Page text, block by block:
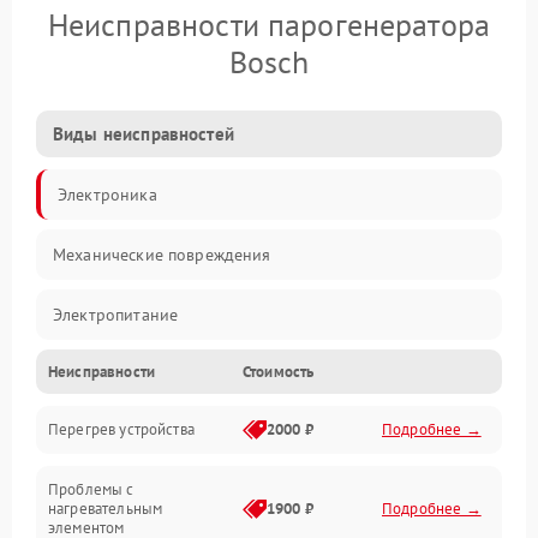
Неисправности парогенератора
Bosch
Виды неисправностей
Электроника
Механические повреждения
Электропитание
Парообразование
Герметичность
Механика
Неисправности Стоимость
Перегрев устройства 2000 ₽ Подробнее →
Проблемы с
нагревательным
элементом
1900 ₽ Подробнее →